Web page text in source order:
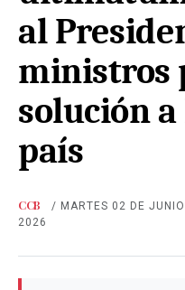
al
ministros
solución
país
CCB
/ MARTES 02 DE
2026